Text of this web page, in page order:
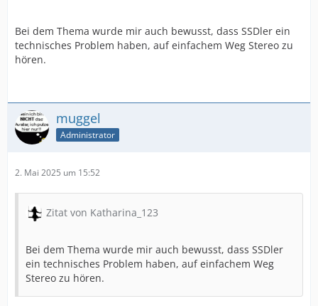
Bei dem Thema wurde mir auch bewusst, dass SSDler ein
technisches Problem haben, auf einfachem Weg Stereo zu
hören.
muggel
Administrator
2. Mai 2025 um 15:52
Zitat von Katharina_123
Bei dem Thema wurde mir auch bewusst, dass SSDler
ein technisches Problem haben, auf einfachem Weg
Stereo zu hören.